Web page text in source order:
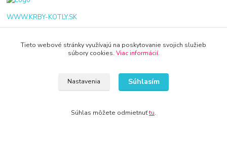
WWW.KRBY-KOTLY.SK
Tieto webové stránky využívajú na poskytovanie svojich služieb
súbory cookies. Viac informácií.
Nastavenia Súhlasím
Súhlas môžete odmietnuťtu.